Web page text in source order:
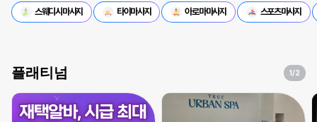
스웨디시마사지 타이마사지 아로마마사지 스포츠마사지
플래티넘 1/2